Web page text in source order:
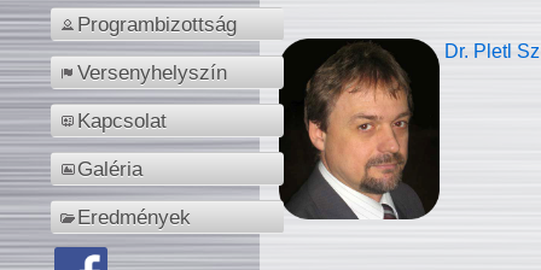
Programbizottság
Versenyhelyszín
Kapcsolat
Galéria
Eredmények
Dr. Pletl